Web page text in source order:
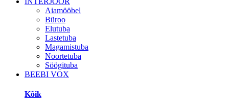
Aiamööbel
Büroo
Elutuba
Lastetuba
Magamistuba
Noortetuba
Söögituba
BEEBI VOX
Kõik